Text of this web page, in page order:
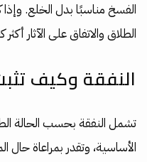
الفسخ مناسبًا بدل الخلع.
الطلاق والاتفاق على الآثار أكثر
النفقة وكيف
تشمل النفقة بحسب الحالة
الأساسية، وتقدر بمراعاة حال